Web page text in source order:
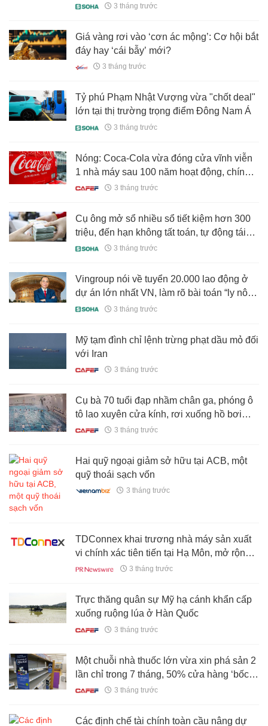
ballroom lớn nhất thế giới, soán ngôi
3 tháng trước
Giá vàng rơi vào ‘cơn ác mộng’: Cơ hội bắt
đáy hay ‘cái bẫy’ mới?
3 tháng trước
Tỷ phú Phạm Nhật Vượng vừa "chốt deal"
lớn tại thị trường trọng điểm Đông Nam Á
3 tháng trước
Nóng: Coca-Cola vừa đóng cửa vĩnh viễn
1 nhà máy sau 100 năm hoạt động, chính
thức khép lại chương lịch sử
3 tháng trước
Cụ ông mở sổ nhiều sổ tiết kiệm hơn 300
triệu, đến hạn không tất toán, tự động tái
tục rồi kiện ngân hàng
3 tháng trước
Vingroup nói về tuyển 20.000 lao động ở
dự án lớn nhất VN, làm rõ bài toán “ly nông
bất ly hương”3 tháng trước
Mỹ tạm đình chỉ lệnh trừng phạt dầu mỏ đối
với Iran
3 tháng trước
Cụ bà 70 tuổi đạp nhầm chân ga, phóng ô
tô lao xuyên cửa kính, rơi xuống hồ bơi
nằm ở tầng hầm
3 tháng trước
Hai quỹ ngoại giảm sở hữu tại ACB, một
quỹ thoái sạch vốn
3 tháng trước
TDConnex khai trương nhà máy sản xuất
vi chính xác tiên tiến tại Hạ Môn, mở rộng
năng lực toàn cầu cho chuỗi cung ứng
3 tháng trước
Trực thăng quân sự Mỹ hạ cánh khẩn cấp
xuống ruộng lúa ở Hàn Quốc
3 tháng trước
Một chuỗi nhà thuốc lớn vừa xin phá sản 2
lần chỉ trong 7 tháng, 50% cửa hàng ‘bốc
hơi’ vì quá khó khăn
3 tháng trước
Các định chế tài chính toàn cầu nâng dự